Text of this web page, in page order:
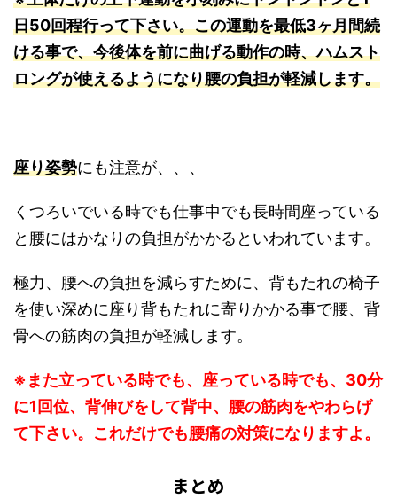
日50回程行って下さい。この運動を最低3ヶ月間続
ける事で、今後体を前に曲げる動作の時、ハムスト
ロングが使えるようになり腰の負担が軽減します。
座り姿勢にも注意が、、、
くつろいでいる時でも仕事中でも長時間座っている
と腰にはかなりの負担がかかるといわれています。
極力、腰への負担を減らすために、背もたれの椅子
を使い深めに座り背もたれに寄りかかる事で腰、背
骨への筋肉の負担が軽減します。
※また立っている時でも、座っている時でも、 30分
に1回位、背伸びをして背中、腰の筋肉をやわらげ
て下さい。 これだけでも腰痛の対策になりますよ。
まとめ